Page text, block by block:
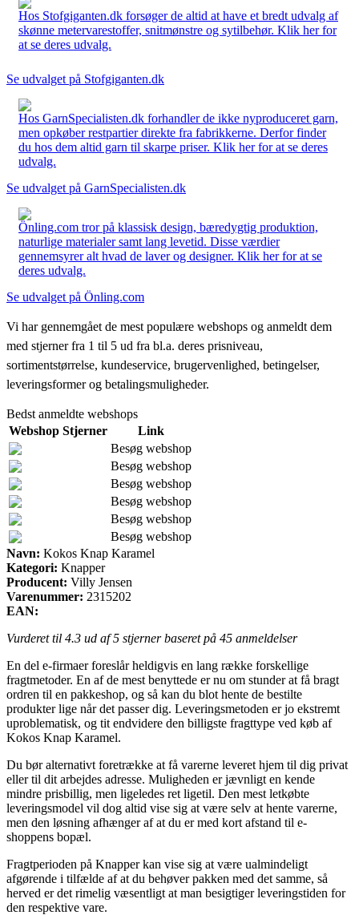
Hos Stofgiganten.dk forsøger de altid at have et bredt udvalg af
skønne metervarestoffer, snitmønstre og sytilbehør. Klik her for
at se deres udvalg.
Se udvalget på Stofgiganten.dk
Hos GarnSpecialisten.dk forhandler de ikke nyproduceret garn,
men opkøber restpartier direkte fra fabrikkerne. Derfor finder
du hos dem altid garn til skarpe priser. Klik her for at se deres
udvalg.
Se udvalget på GarnSpecialisten.dk
Önling.com tror på klassisk design, bæredygtig produktion,
naturlige materialer samt lang levetid. Disse værdier
gennemsyrer alt hvad de laver og designer. Klik her for at se
deres udvalg.
Se udvalget på Önling.com
Vi har gennemgået de mest populære webshops og anmeldt dem
med stjerner fra 1 til 5 ud fra bl.a. deres prisniveau,
sortimentstørrelse, kundeservice, brugervenlighed, betingelser,
leveringsformer og betalingsmuligheder.
Bedst anmeldte webshops
Webshop Stjerner
Link
Besøg webshop
Besøg webshop
Besøg webshop
Besøg webshop
Besøg webshop
Besøg webshop
Navn: Kokos Knap Karamel
Kategori: Knapper
Producent: Villy Jensen
Varenummer: 2315202
EAN:
Vurderet til 4.3 ud af 5 stjerner baseret på 45 anmeldelser
En del e-firmaer foreslår heldigvis en lang række forskellige
fragtmetoder. En af de mest benyttede er nu om stunder at få bragt
ordren til en pakkeshop, og så kan du blot hente de bestilte
produkter lige når det passer dig. Leveringsmetoden er jo ekstremt
uproblematisk, og tit endvidere den billigste fragttype ved køb af
Kokos Knap Karamel.
Du bør alternativt foretrække at få varerne leveret hjem til dig privat
eller til dit arbejdes adresse. Muligheden er jævnligt en kende
mindre prisbillig, men ligeledes ret ligetil. Den mest letkøbte
leveringsmodel vil dog altid vise sig at være selv at hente varerne,
men den løsning afhænger af at du er med kort afstand til e-
shoppens bopæl.
Fragtperioden på Knapper kan vise sig at være ualmindeligt
afgørende i tilfælde af at du behøver pakken med det samme, så
herved er det rimelig væsentligt at man besigtiger leveringstiden for
den respektive vare.